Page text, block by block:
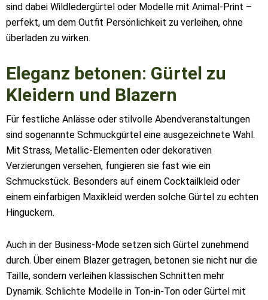
sind dabei Wildledergürtel oder Modelle mit Animal-Print –
perfekt, um dem Outfit Persönlichkeit zu verleihen, ohne
überladen zu wirken.
Eleganz betonen: Gürtel zu
Kleidern und Blazern
Für festliche Anlässe oder stilvolle Abendveranstaltungen
sind sogenannte Schmuckgürtel eine ausgezeichnete Wahl.
Mit Strass, Metallic-Elementen oder dekorativen
Verzierungen versehen, fungieren sie fast wie ein
Schmuckstück. Besonders auf einem Cocktailkleid oder
einem einfarbigen Maxikleid werden solche Gürtel zu echten
Hinguckern.
Auch in der Business-Mode setzen sich Gürtel zunehmend
durch. Über einem Blazer getragen, betonen sie nicht nur die
Taille, sondern verleihen klassischen Schnitten mehr
Dynamik. Schlichte Modelle in Ton-in-Ton oder Gürtel mit